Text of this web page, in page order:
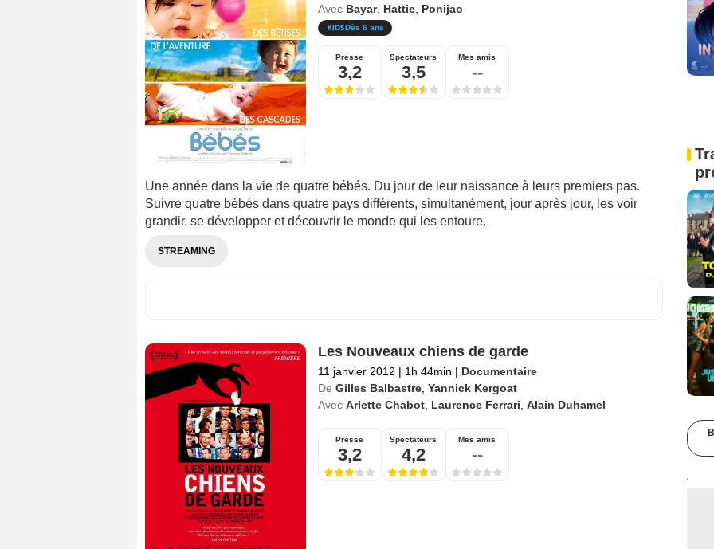
Avec Bayar, Hattie, Ponijao
Dès 6 ans
Presse
3,2
Spectateurs
3,5
Mes amis
--
Une année dans la vie de quatre bébés. Du jour de leur naissance à leurs premiers pas.
Suivre quatre bébés dans quatre pays différents, simultanément, jour après jour, les voir
grandir, se développer et découvrir le monde qui les entoure.
STREAMING
Les Nouveaux chiens de garde
11 janvier 2012 | 1h 44min | Documentaire
De Gilles Balbastre, Yannick Kergoat
Avec Arlette Chabot, Laurence Ferrari Alain Duhamel
Presse
3,2
Spectateurs
4,2
Mes amis
--
'